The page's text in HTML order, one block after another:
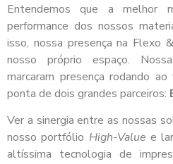
Entendemos que a melhor
performance dos nossos
isso, nossa presença na Flexo
nosso próprio espaço.
marcaram presença rodando
ponta de dois grandes parceiros:
Ver a sinergia entre as nossas
nosso portfólio High-Value e
altíssima tecnologia de